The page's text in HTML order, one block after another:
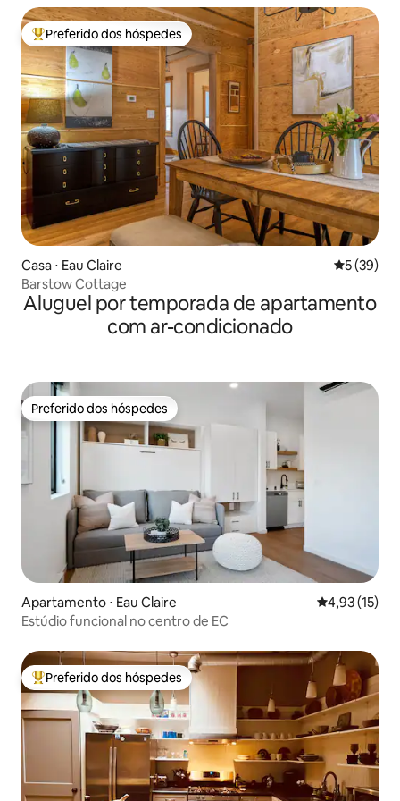
Entre os melhores preferidos dos hóspedes
Preferido dos hóspedes
Casa ⋅ Eau Claire 5 de uma
5 (39)
Barstow Cottage
Aluguel por temporada de apartamento
com ar-condicionado
Preferido dos hóspedes
Preferido dos hóspedes
Apartamento ⋅ Eau Claire 4,93 de uma
4,93 (15)
Estúdio funcional no centro de EC
Entre os melhores preferidos dos hóspedes
Preferido dos hóspedes